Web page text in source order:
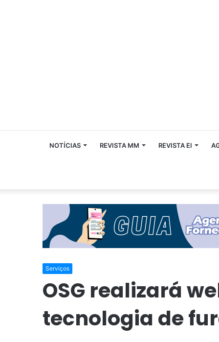
NOTÍCIAS REVISTA MM REVISTA EI
Serviços
OSG realizará
tecnologia de